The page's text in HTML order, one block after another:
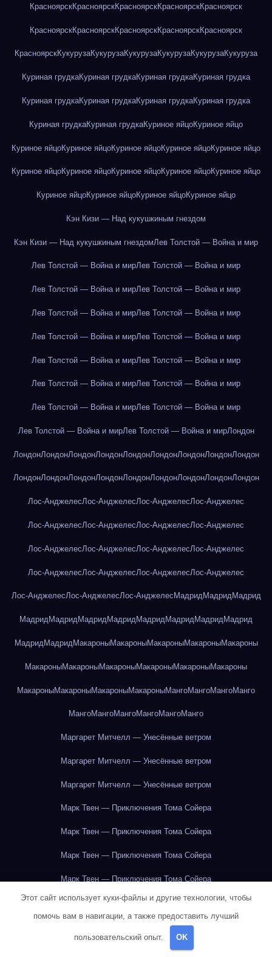
КрасноярскКрасноярскКрасноярскКрасноярскКрасноярск
КрасноярскКрасноярскКрасноярскКрасноярскКрасноярск
КрасноярскКукурузаКукурузаКукурузаКукурузаКукурузаКукуруза
Куриная грудкаКуриная грудкаКуриная грудкаКуриная грудка
Куриная грудкаКуриная грудкаКуриная грудкаКуриная грудка
Куриная грудкаКуриная грудкаКуриное яйцоКуриное яйцо
Куриное яйцоКуриное яйцоКуриное яйцоКуриное яйцоКуриное яйцо
Куриное яйцоКуриное яйцоКуриное яйцоКуриное яйцоКуриное яйцо
Куриное яйцоКуриное яйцоКуриное яйцоКуриное яйцо
Кэн Кизи — Над кукушкиным гнездом
Кэн Кизи — Над кукушкиным гнездомЛев Толстой — Война и мир
Лев Толстой — Война и мирЛев Толстой — Война и мир
Лев Толстой — Война и мирЛев Толстой — Война и мир
Лев Толстой — Война и мирЛев Толстой — Война и мир
Лев Толстой — Война и мирЛев Толстой — Война и мир
Лев Толстой — Война и мирЛев Толстой — Война и мир
Лев Толстой — Война и мирЛев Толстой — Война и мир
Лев Толстой — Война и мирЛев Толстой — Война и мир
Лев Толстой — Война и мирЛев Толстой — Война и мирЛондон
ЛондонЛондонЛондонЛондонЛондонЛондонЛондонЛондонЛондон
ЛондонЛондонЛондонЛондонЛондонЛондонЛондонЛондонЛондон
Лос-АнджелесЛос-АнджелесЛос-АнджелесЛос-Анджелес
Лос-АнджелесЛос-АнджелесЛос-АнджелесЛос-Анджелес
Лос-АнджелесЛос-АнджелесЛос-АнджелесЛос-Анджелес
Лос-АнджелесЛос-АнджелесЛос-АнджелесЛос-Анджелес
Лос-АнджелесЛос-АнджелесЛос-Анджелес МадридМадридМадрид
МадридМадридМадридМадридМадридМадридМадридМадрид
Мадрид Мадрид МакароныМакароныМакароныМакароныМакароны
МакароныМакароныМакароныМакароныМакароныМакароны
МакароныМакароныМакароныМакароныМангоМангоМангоМанго
МангоМангоМангоМангоМангоМанго
Маргарет Митчелл — Унесённые ветром
Маргарет Митчелл — Унесённые ветром
Маргарет Митчелл — Унесённые ветром
Марк Твен — Приключения Тома Сойера
Марк Твен — Приключения Тома Сойера
Марк Твен — Приключения Тома Сойера
Марк Твен — Приключения Тома Сойера
Марк Твен — Приключения Тома Сойера
Марк Твен — Приключения Тома Сойера
Марк Твен — Приключения Тома Сойера
Этот сайт использует куки-файлы и другие технологии, чтобы
помочь вам в навигации, а также предоставить лучший
пользовательский опыт. OK